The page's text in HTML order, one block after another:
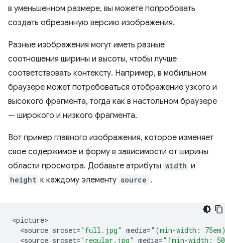
в уменьшенном размере, вы можете попробовать
создать обрезанную версию изображения.
Разные изображения могут иметь разные
соотношения ширины и высоты, чтобы лучше
соответствовать контексту. Например, в мобильном
браузере может потребоваться отображение узкого и
высокого фрагмента, тогда как в настольном браузере
— широкого и низкого фрагмента.
Вот пример главного изображения, которое изменяет
свое содержимое и форму в зависимости от ширины
области просмотра. Добавьте атрибуты width и
height к каждому элементу source .
<picture
<source srcset="full.jpg" media="(min-width:
<source srcset="regular.jpg" media="(min-width: